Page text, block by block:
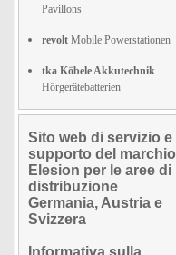
Pavillons
revolt Mobile Powerstationen
tka Köbele Akkutechnik
Hörgerätebatterien
Sito web di servizio e
supporto del marchio
Elesion per le aree di
distribuzione
Germania, Austria e
Svizzera
Informativa sulla